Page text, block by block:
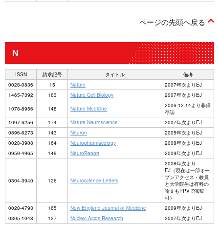
ページの先頭へ戻る
N
ISSN 請求記号 タイトル
備考
0028-0836
15 Nature
2007年次よりEJ
1465-7392
163 Nature Cell Biology
2007年次よりEJ
1078-8956
148 Nature Medicine
2006.12.14より非保
存誌
1097-6256
174 Nature Neuroscience
2007年次よりEJ
0896-6273
143 Neuron
2005年次よりEJ
0028-3908
164 Neuropharmacology
2008年次よりEJ
0959-4965
149 NeuroReport 2009年次よりEJ
0304-3940 126 Neuroscience Letters
2008年次より
EJ（現在は一部オー
プンアクセス・教員
と大学院生は有料の
論文もPPVで閲覧
可）
0028-4793
165 New England Journal of Medicine
2009年次よりEJ
0305-1048
127 Nucleic Acids Research 2007年次よりEJ